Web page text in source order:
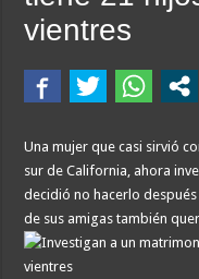
vientres
Una mujer que casi sirvió
sur de California, ahora
decidió no hacerlo
de sus amigas también